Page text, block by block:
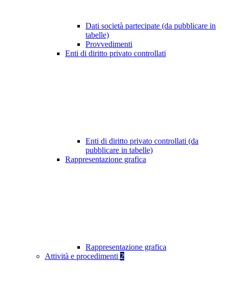
Dati società partecipate (da pubblicare in
tabelle)
Provvedimenti
Enti di diritto privato controllati
Enti di diritto privato controllati (da
pubblicare in tabelle)
Rappresentazione grafica
Rappresentazione grafica
Attività e procedimenti 2